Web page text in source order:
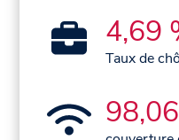
4,69
Taux de